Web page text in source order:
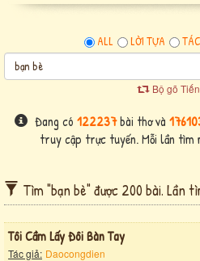
ALL LỜI TỰA
Bộ gõ
Đang có 122237bài thơ và
truy cập trực tuyến. Mỗi lần tìm
Tìm "bạn bè" được 200 bài. Lần
Tôi Cầm Lấy Đôi Bàn Tay
Tác giả: Daocongdien